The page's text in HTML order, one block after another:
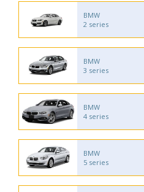
BMW
2 series
BMW
3 series
BMW
4 series
BMW
5 series